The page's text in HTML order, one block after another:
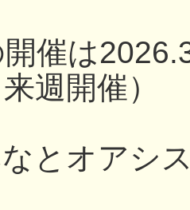
催は
週開催）
とオアシ